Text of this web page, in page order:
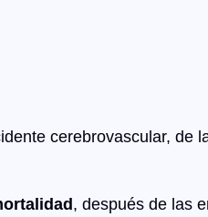
cerebrovascular, de
, después de las